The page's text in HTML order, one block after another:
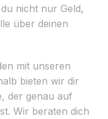
nicht nur Geld,
über deinen
mit unseren
bieten wir dir
der genau auf
Wir beraten dich